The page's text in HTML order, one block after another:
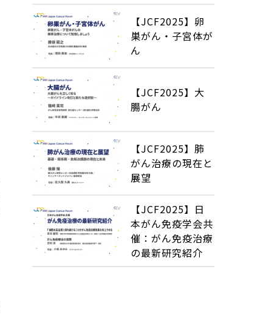
【JCF2025】卵
巣がん・子宮体が
ん
【JCF2025】大
腸がん
【JCF2025】肺
がん治療の現在と
展望
【JCF2025】日
本がん免疫学会共
催：がん免疫治療
の最新研究紹介